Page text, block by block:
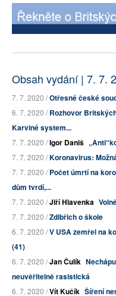
Obsah vydání | 7. 7.
7. 7. 2020 /Otřesné české
6. 7. 2020 /Rozhovor
Karviné system...
7. 7. 2020 /Igor Daniš
7. 7. 2020 /Koronavirus:
7. 7. 2020 /Počet úmrtí na
dům tvrdí,...
7. 7. 2020 /Jiří Hlavenka
7. 7. 2020 /Zdibřich o škole
6. 7. 2020 /V USA zemřel na
(41)
6. 7. 2020 /Jan Čulík
neuvěřitelně rasistická
6. 7. 2020 /Vít Kučík Šíření